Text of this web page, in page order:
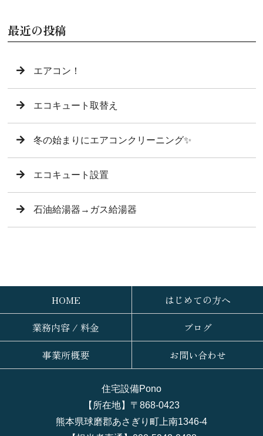
最近の投稿
エアコン！
エコキュート取替え
冬の始まりにエアコンクリーニング✨
エコキュート設置
石油給湯器→ガス給湯器
HOME
はじめての方へ
業務内容 / 料金
ブログ
事業所概要
お問い合わせ
住宅設備Pono
【所在地】〒868-0423
熊本県球磨郡あさぎり町上南1346-4